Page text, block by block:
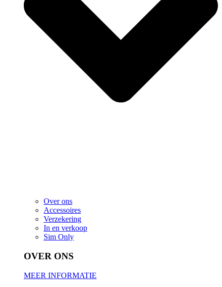
Over ons
Accessoires
Verzekering
In en verkoop
Sim Only
OVER ONS
MEER INFORMATIE